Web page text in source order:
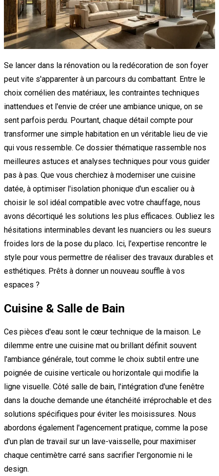
Se lancer dans la rénovation ou la redécoration de son foyer
peut vite s'apparenter à un parcours du combattant. Entre le
choix cornélien des matériaux, les contraintes techniques
inattendues et l'envie de créer une ambiance unique, on se
sent parfois perdu. Pourtant, chaque détail compte pour
transformer une simple habitation en un véritable lieu de vie
qui vous ressemble. Ce dossier thématique rassemble nos
meilleures astuces et analyses techniques pour vous guider
pas à pas. Que vous cherchiez à moderniser une cuisine
datée, à optimiser l'isolation phonique d'un escalier ou à
choisir le sol idéal compatible avec votre chauffage, nous
avons décortiqué les solutions les plus efficaces. Oubliez les
hésitations interminables devant les nuanciers ou les sueurs
froides lors de la pose du placo. Ici, l'expertise rencontre le
style pour vous permettre de réaliser des travaux durables et
esthétiques. Prêts à donner un nouveau souffle à vos
espaces ?
Cuisine & Salle de Bain
Ces pièces d'eau sont le cœur technique de la maison. Le
dilemme entre une cuisine mat ou brillant définit souvent
l'ambiance générale, tout comme le choix subtil entre une
poignée de cuisine verticale ou horizontale qui modifie la
ligne visuelle. Côté salle de bain, l'intégration d'une fenêtre
dans la douche demande une étanchéité irréprochable et des
solutions spécifiques pour éviter les moisissures. Nous
abordons également l'agencement pratique, comme la pose
d'un plan de travail sur un lave-vaisselle, pour maximiser
chaque centimètre carré sans sacrifier l'ergonomie ni le
design.